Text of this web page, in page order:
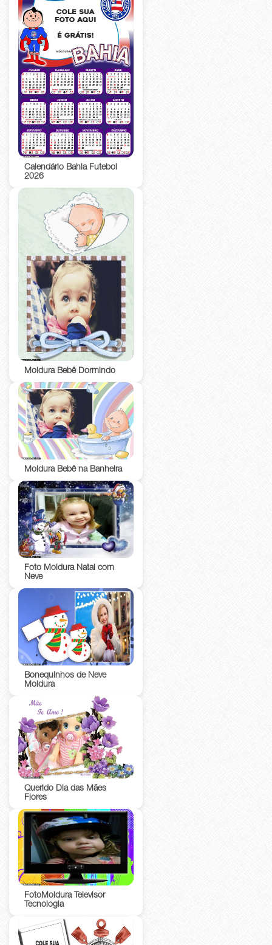
Calendário Bahia Futebol
2026
Moldura Bebê Dormindo
Moldura Bebê na Banheira
Foto Moldura Natal com
Neve
Bonequinhos de Neve
Moldura
Querido Dia das Mães
Flores
FotoMoldura Televisor
Tecnologia